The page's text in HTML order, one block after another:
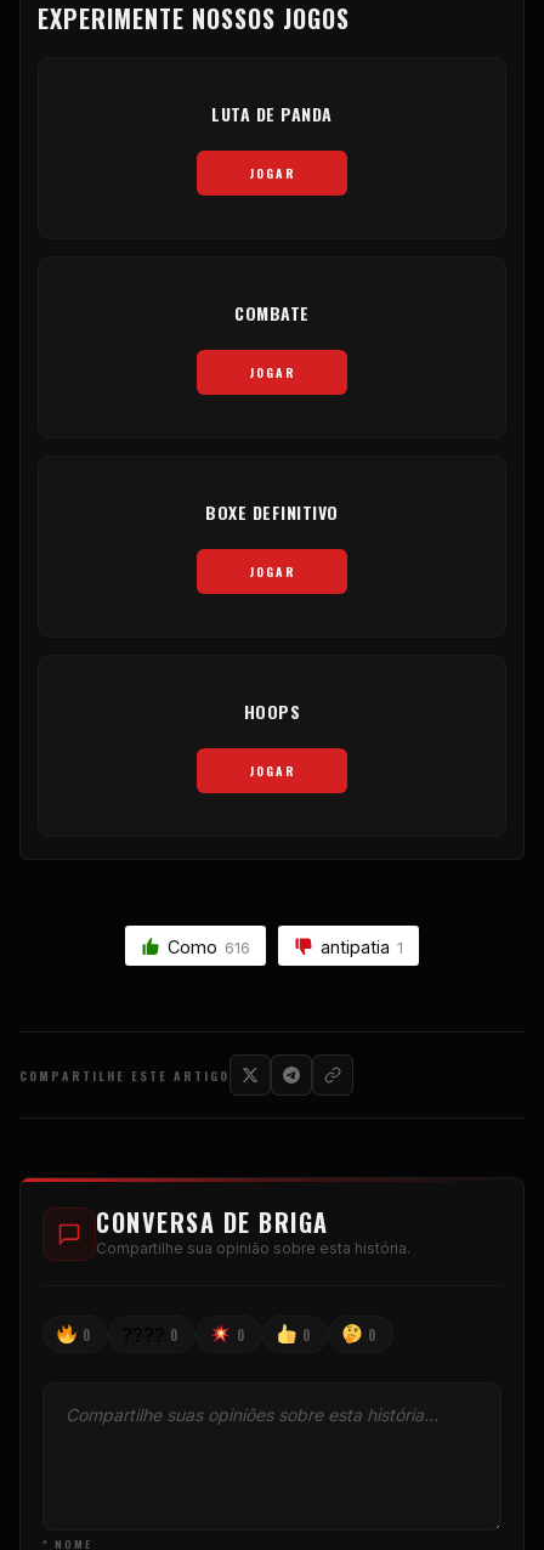
EXPERIMENTE NOSSOS JOGOS
LUTA DE PANDA
JOGAR
COMBATE
JOGAR
BOXE DEFINITIVO
JOGAR
HOOPS
JOGAR
Como 616 antipatia 1
COMPARTILHE ESTE ARTIGO
CONVERSA DE BRIGA
Compartilhe sua opinião sobre esta história.
0 0 0 0 0
* NOME